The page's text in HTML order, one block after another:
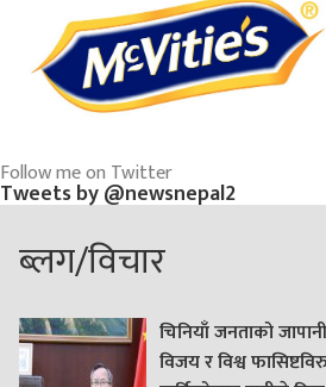
Follow me on Twitter
Tweets by @newsnepal2
ब्लग/विचार
चिनियाँ जनताको
विजय र विश्व